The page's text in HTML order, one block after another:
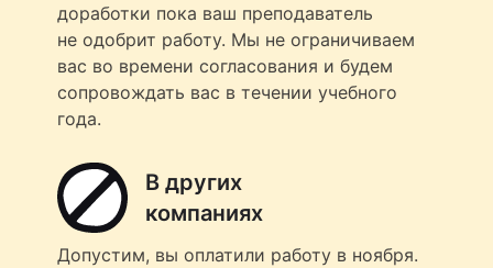
доработки пока ваш преподаватель
не одобрит работу. Мы не ограничиваем
вас во времени согласования и будем
сопровождать вас в течении учебного
года.
В других
компаниях
Допустим, вы оплатили работу в ноября.